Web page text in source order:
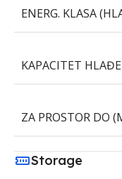
ENERG. KLASA
KAPACITET
ZA PROSTOR DO
Storage